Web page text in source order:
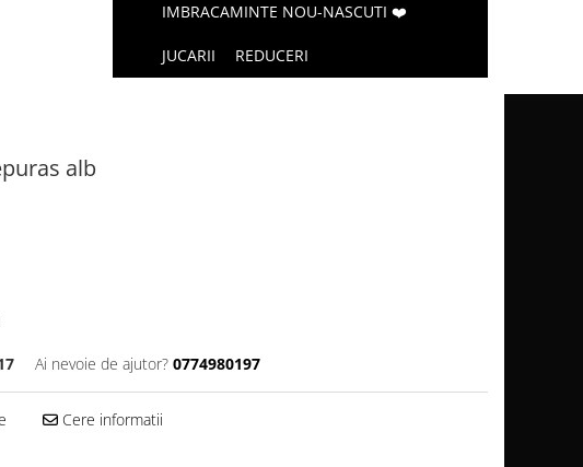
IMBRACAMINTE NOU-NASCUTI ❤️
JUCARII REDUCERI
alb
Ai nevoie de ajutor? 0774980197
Cere informatii